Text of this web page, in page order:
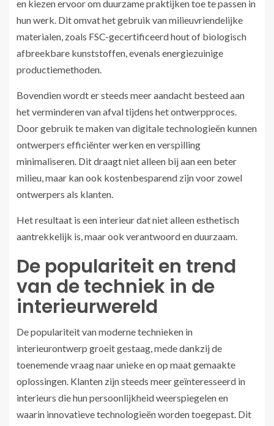
en kiezen ervoor om duurzame praktijken toe te passen in
hun werk. Dit omvat het gebruik van milieuvriendelijke
materialen, zoals FSC-gecertificeerd hout of biologisch
afbreekbare kunststoffen, evenals energiezuinige
productiemethoden.
Bovendien wordt er steeds meer aandacht besteed aan
het verminderen van afval tijdens het ontwerpproces.
Door gebruik te maken van digitale technologieën kunnen
ontwerpers efficiënter werken en verspilling
minimaliseren. Dit draagt niet alleen bij aan een beter
milieu, maar kan ook kostenbesparend zijn voor zowel
ontwerpers als klanten.
Het resultaat is een interieur dat niet alleen esthetisch
aantrekkelijk is, maar ook verantwoord en duurzaam.
De populariteit en trend
van de techniek in de
interieurwereld
De populariteit van moderne technieken in
interieurontwerp groeit gestaag, mede dankzij de
toenemende vraag naar unieke en op maat gemaakte
oplossingen. Klanten zijn steeds meer geïnteresseerd in
interieurs die hun persoonlijkheid weerspiegelen en
waarin innovatieve technologieën worden toegepast. Dit